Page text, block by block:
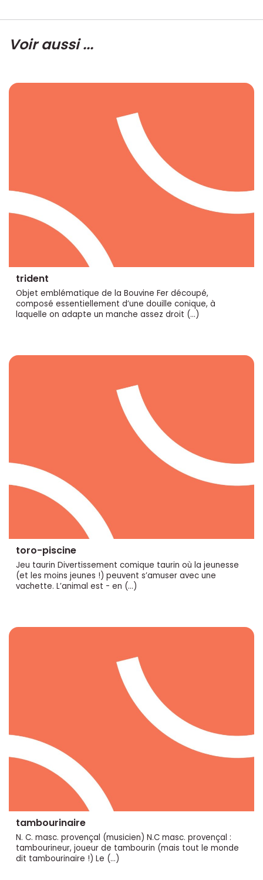
Voir aussi ...
trident
Objet emblématique de la Bouvine Fer découpé,
composé essentiellement d’une douille conique, à
laquelle on adapte un manche assez droit (…)
toro-piscine
Jeu taurin Divertissement comique taurin où la jeunesse
(et les moins jeunes !) peuvent s’amuser avec une
vachette. L’animal est - en (…)
tambourinaire
N. C. masc. provençal (musicien) N.C masc. provençal :
tambourineur, joueur de tambourin (mais tout le monde
dit tambourinaire !) Le (…)